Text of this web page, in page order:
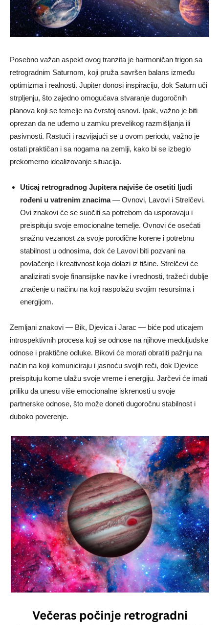
Posebno važan aspekt ovog tranzita je harmoničan trigon sa
retrogradnim Saturnom, koji pruža savršen balans između
optimizma i realnosti. Jupiter donosi inspiraciju, dok Saturn uči
strpljenju, što zajedno omogućava stvaranje dugoročnih
planova koji se temelje na čvrstoj osnovi. Ipak, važno je biti
oprezan da ne uđemo u zamku prevelikog razmišljanja ili
pasivnosti. Rastući i razvijajući se u ovom periodu, važno je
ostati praktičan i sa nogama na zemlji, kako bi se izbeglo
prekomerno idealizovanje situacija.
Uticaj retrogradnog Jupitera najviše će osetiti ljudi
rođeni u vatrenim znacima— Ovnovi, Lavovi i Strelčevi.
Ovi znakovi će se suočiti sa potrebom da usporavaju i
preispituju svoje emocionalne temelje. Ovnovi će osećati
snažnu vezanost za svoje porodične korene i potrebnu
stabilnost u odnosima, dok će Lavovi biti pozvani na
povlačenje i kreativnost koja dolazi iz tišine. Strelčevi će
analizirati svoje finansijske navike i vrednosti, tražeći dublje
značenje u načinu na koji raspolažu svojim resursima i
energijom.
Zemljani znakovi — Bik, Djevica i Jarac — biće pod uticajem
introspektivnih procesa koji se odnose na njihove međuljudske
odnose i praktične odluke. Bikovi će morati obratiti pažnju na
način na koji komuniciraju i jasnoću svojih reči, dok Djevice
preispituju kome ulažu svoje vreme i energiju. Jarčevi će imati
priliku da unesu više emocionalne iskrenosti u svoje
partnerske odnose, što može doneti dugoročnu stabilnost i
duboko poverenje.